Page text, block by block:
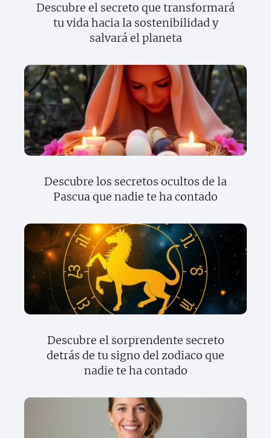
Descubre el secreto que transformará
tu vida hacia la sostenibilidad y
salvará el planeta
Descubre los secretos ocultos de la
Pascua que nadie te ha contado
Descubre el sorprendente secreto
detrás de tu signo del zodiaco que
nadie te ha contado